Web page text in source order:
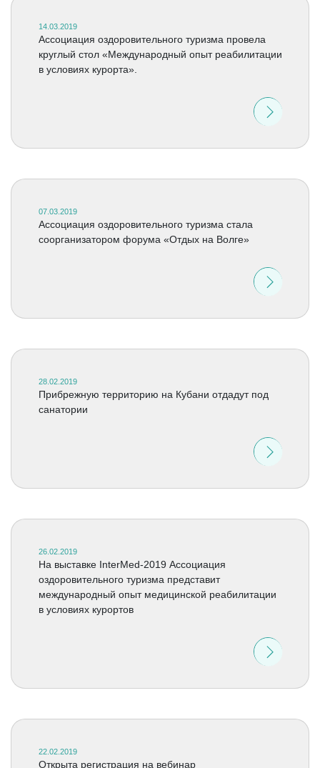
14.03.2019
Ассоциация оздоровительного туризма провела
круглый стол «Международный опыт реабилитации
в условиях курорта».
07.03.2019
Ассоциация оздоровительного туризма стала
соорганизатором форума «Отдых на Волге»
28.02.2019
Прибрежную территорию на Кубани отдадут под
санатории
26.02.2019
На выставке InterMed-2019 Ассоциация
оздоровительного туризма представит
международный опыт медицинской реабилитации
в условиях курортов
22.02.2019
Открыта регистрация на вебинар